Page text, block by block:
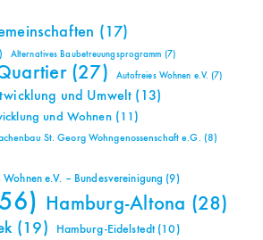
(17)
Alternatives Baubetreuungsprogramm (7)
(27) Autofreies Wohnen e.V. (7)
und Umwelt (13)
und Wohnen(11)
St. Georg Wohngenossenschaft e.G. (8)
Wohnen e.V. – Bundesvereinigung (9)
Hamburg-Altona (28)
(19) Hamburg-Eidelstedt(10)